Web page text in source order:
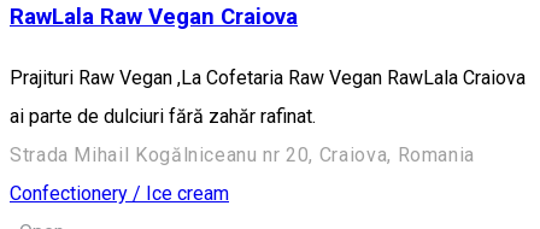
RawLala Raw Vegan Craiova
Prajituri Raw Vegan ,La Cofetaria Raw Vegan RawLala Craiova
ai parte de dulciuri fără zahăr rafinat.
Strada Mihail Kogălniceanu nr 20, Craiova, Romania
Confectionery / Ice cream